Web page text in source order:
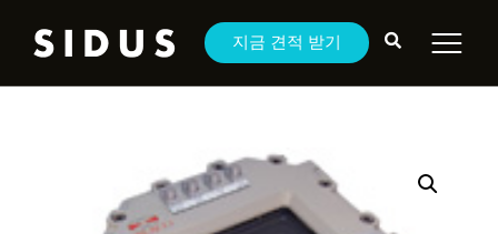
지금 견적 받기